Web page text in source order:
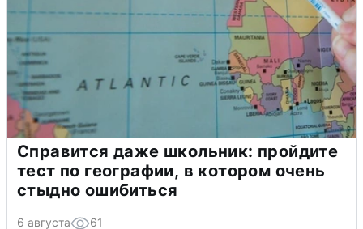
Справится даже школьник: пройдите
тест по географии, в котором очень
стыдно ошибиться
6 августа 61